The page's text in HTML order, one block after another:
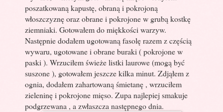
poszatkowaną kapustę, obraną i pokrojoną
włoszczyznę oraz obrane i pokrojone w grubą kostkę
ziemniaki. Gotowałem do miękkości warzyw.
Następnie dodałem ugotowaną fasolę razem z częścią
wywaru, ugotowane i obrane buraki ( pokrojone w
paski ). Wrzuciłem świeże listki laurowe (mogą być
suszone ), gotowałem jeszcze kilka minut. Zdjąłem z
ognia, dodałem zahartowaną śmietanę , wrzuciłem
zieleninę i pokrojone mięso. Zupa najlepiej smakuje
podgrzewana , a zwłaszcza następnego dnia.